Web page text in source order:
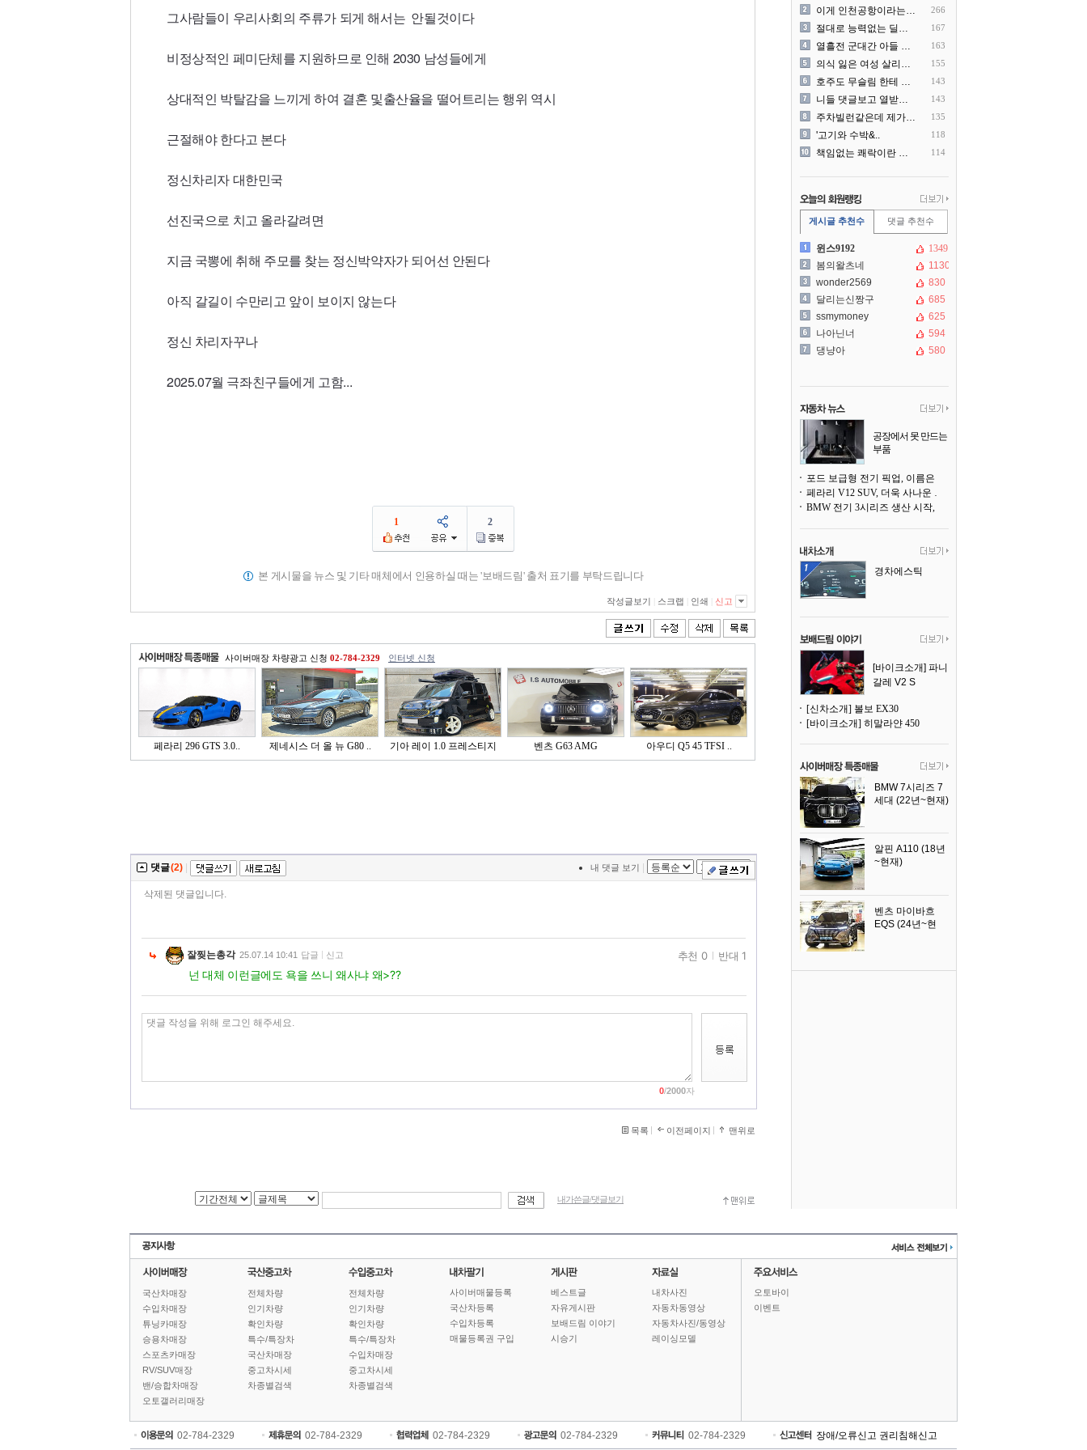
그사람들이 우리사회의 주류가 되게 해서는 안될것이다
비정상적인 페미단체를 지원하므로 인해 2030 남성들에게
상대적인 박탈감을 느끼게 하여 결혼 및출산율을 떨어트리는 행위 역시
근절해야 한다고 본다
정신차리자 대한민국
선진국으로 치고 올라갈려면
지금 국뽕에 취해 주모를 찾는 정신박약자가 되어선 안된다
아직 갈길이 수만리고 앞이 보이지 않는다
정신 차리자꾸나
2025.07월 극좌친구들에게 고함...
1 2
본 게시물을 뉴스 및 기타 매체에서 인용하실 때는 '보배드림' 출처 표기를 부탁드립니다
작성글보기 스크랩 인쇄 신고
사이버매장 차량광고 신청 02-784-2329 인터넷 신청
페라리 296 GTS 3.0.. 제네시스 더 올 뉴 G80 .. 기아 레이 1.0 프레스티지 벤츠 G63 AMG 아우디 Q5 45 TFSI ..
댓글(2) 내 댓글 보기
삭제된 댓글입니다.
잘찢는총각 25.07.14 10:41 답글 신고
넌 대체 이런글에도 욕을 쓰니 왜사냐 왜>??
추천 0 반대 1
0/2000자
목록 이전페이지 맨위로
내가쓴글/댓글보기
이게 인천공항이라는게 믿겨지.. 266
절대로 능력없는 딜러를 쓰지.. 167
열흘전 군대간 아들 소포(가.. 163
의식 잃은 여성 살리려다 성.. 155
호주도 무슬림 한테 점령 당.. 143
니들 댓글보고 열받아서 집구.. 143
주차빌런같은데 제가 잘못한건.. 135
'고기와 수박&.. 118
책임없는 쾌락이란 말에 빡친.. 114
게시글 추천수 댓글 추천수
윈스9192
1349
봄의왈츠네
1130
wonder2569
830
달리는신짱구
685
ssmymoney
625
나아닌너
594
댕냥아
580
공장에서 못 만드는
부품
어낸다
페라리 V12 SUV, 더욱 사나운 얼굴로 돌아온다
경차에스틱
[바이크소개] 파니
갈레 V2 S
[신차소개] 볼보 EX30
[바이크소개] 히말라얀 450
BMW 7시리즈 7
세대 (22년~현재)
알핀 A110 (18년
~현재)
벤츠 마이바흐
EQS (24년~현
국산차매장
수입차매장
튜닝카매장
승용차매장
스포츠카매장
RV/SUV매장
밴/승합차매장
오토갤러리매장
전체차량
인기차량
확인차량
특수/특장차
국산차매장
중고차시세
차종별검색
전체차량
인기차량
확인차량
특수/특장차
수입차매장
중고차시세
차종별검색
사이버매물등록
국산차등록
수입차등록
매물등록권 구입
베스트글
자유게시판
보배드림 이야기
시승기
내차사진
자동차동영상
자동차사진/동영상
레이싱모델
오토바이
이벤트
02-784-2329 02-784-2329 02-784-2329 02-784-2329 02-784-2329 장애/오류신고 권리침해신고